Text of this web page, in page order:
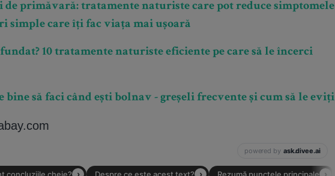
de primăvară: tratamente naturiste care pot reduce simptomele
simple care îți fac viața mai ușoară
10 tratamente naturiste eficiente pe care să le încerci
bine să faci când ești bolnav - greșeli frecvente și cum să le eviți